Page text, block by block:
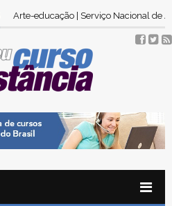
Arte-educação | Serviço Nacional de